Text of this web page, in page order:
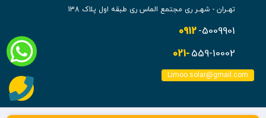
تهــران - شهــر ری مجتمع الماس ری طبقه اول پلاک 138
0912-5009901
021-559-10002
Limoo.solar@gmail.com